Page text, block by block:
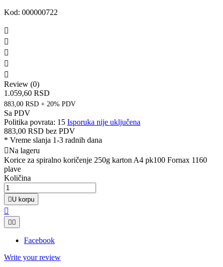
Kod: 000000722





Review (0)
1.059,60 RSD
883,00 RSD + 20% PDV
Sa PDV
Politika povrata: 15 Isporuka nije uključena
883,00 RSD bez PDV
* Vreme slanja 1-3 radnih dana
Na lageru
Korice za spiralno koričenje 250g karton A4 pk100 Fornax 1160
plave
Količina
U korpu


Facebook
Write your review